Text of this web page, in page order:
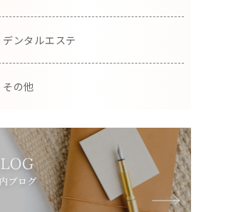
デンタルエステ
その他